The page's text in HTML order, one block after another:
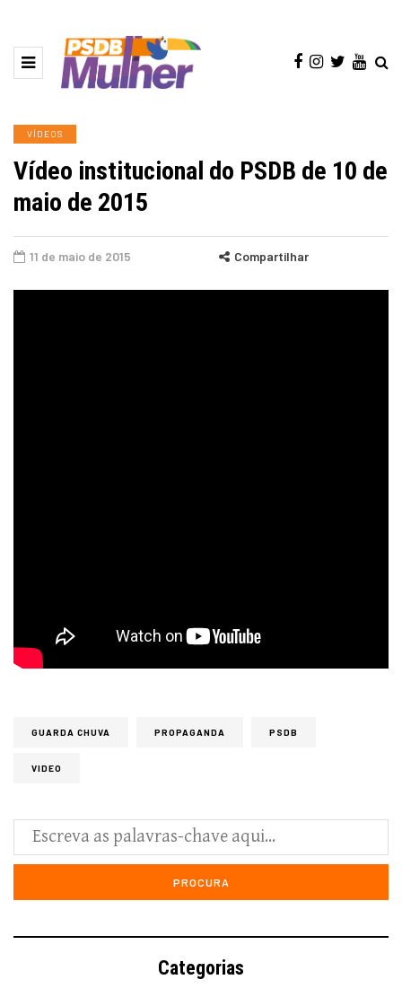
VÍDEOS
Vídeo institucional do PSDB de 10 de
maio de 2015
11 de maio de 2015 Compartilhar
GUARDA CHUVA PROPAGANDA PSDB
VIDEO
Categorias